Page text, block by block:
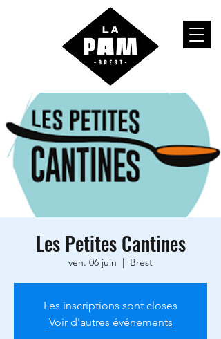
Les Petites Cantines
ven. 06 juin
  |
Brest
Les inscriptions sont closes
Voir d'autres événements